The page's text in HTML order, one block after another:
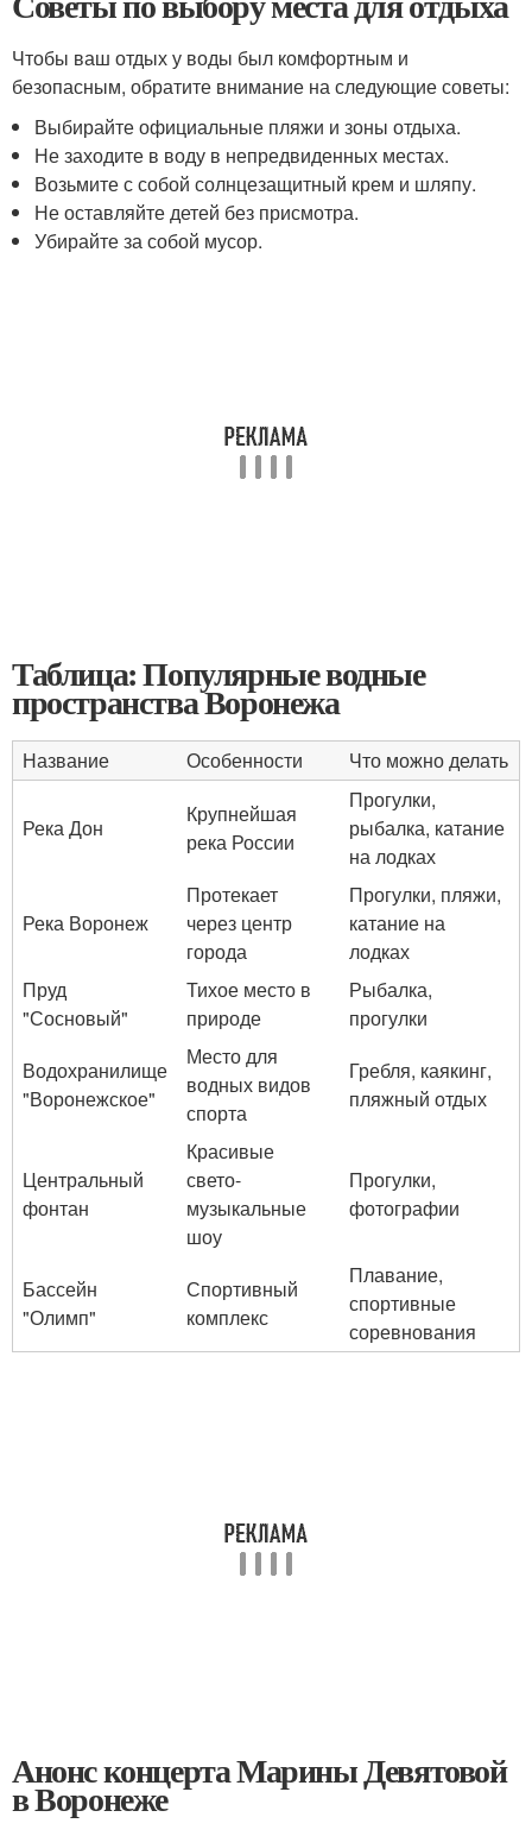
Чтобы ваш отдых у воды был комфортным и
безопасным, обратите внимание на следующие советы:
Выбирайте официальные пляжи и зоны отдыха.
Не заходите в воду в непредвиденных местах.
Возьмите с собой солнцезащитный крем и шляпу.
Не оставляйте детей без присмотра.
Убирайте за собой мусор.
Таблица: Популярные водные
пространства Воронежа
Название Особенности Что можно делать
Река Дон
Крупнейшая
река России
Прогулки,
рыбалка, катание
на лодках
Река Воронеж
Протекает
через центр
города
Прогулки, пляжи,
катание на
лодках
Пруд
"Сосновый"
Тихое место в
природе
Рыбалка,
прогулки
Водохранилище
"Воронежское"
Место для
водных видов
спорта
Гребля, каякинг,
пляжный отдых
Центральный
фонтан
Красивые
свето-
музыкальные
шоу
Прогулки,
фотографии
Бассейн
"Олимп"
Спортивный
комплекс
Плавание,
спортивные
соревнования
Анонс концерта Марины Девятовой
в Воронеже